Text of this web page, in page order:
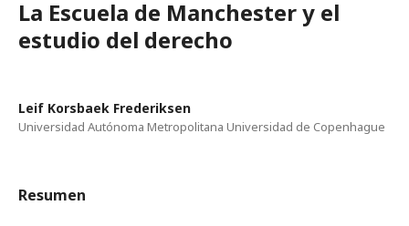
La Escuela de Manchester y el
estudio del derecho
Leif Korsbaek Frederiksen
Universidad Autónoma Metropolitana Universidad de Copenhague
Resumen